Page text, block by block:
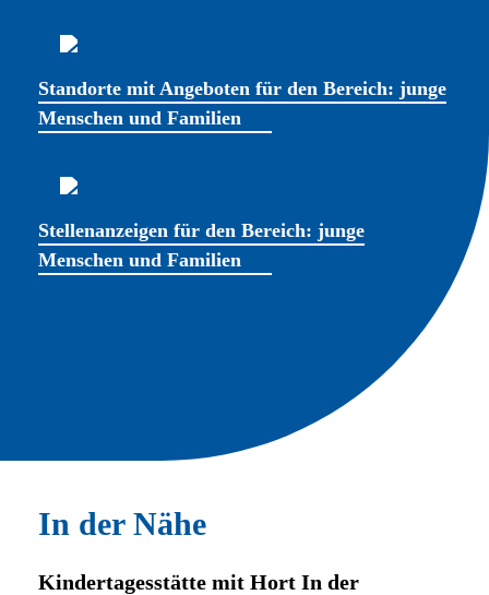
Standorte mit Angeboten für den Bereich: junge
Menschen und Familien
Stellenanzeigen für den Bereich: junge
Menschen und Familien
In der Nähe
Kindertagesstätte mit Hort In der